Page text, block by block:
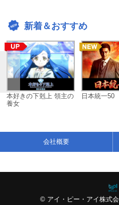
新着＆おすすめ
本好きの下剋上 領主の
養女
日本統一50
© アイ・ピー・アイ株式
会社概要